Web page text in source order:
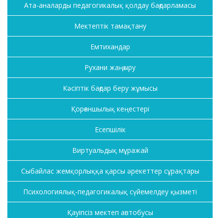
Ата-аналарды педагогикалық қолдау бағдарламасы
Мектептік тамақтану
Емтихандар
Рухани жаңғыру
Кәсіптік бағдар беру жұмысы
Қорғаншылық кеңестері
Есепшілік
Виртуальдық мұражай
Сыбайлас жемқорлыққа қарсы әрекеттер сұрақтары
Психологиялық-педагогикалық сүйемелдеу қызметі
Қауіпсіз мектеп автобусы